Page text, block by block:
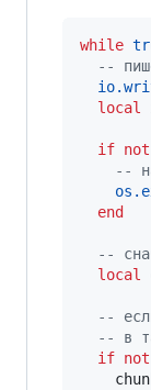
while
--
local
if not
--
end
--
local
--
--
в
if not